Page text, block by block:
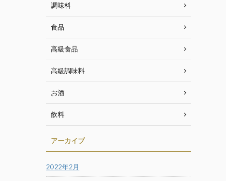
調味料
食品
高級食品
高級調味料
お酒
飲料
アーカイブ
2022年2月